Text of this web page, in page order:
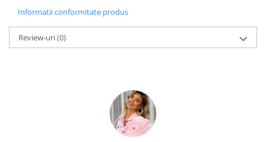
Informatii conformitate produs
Review-uri(0)